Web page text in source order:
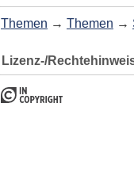
Themen → Themen →
Lizenz-/